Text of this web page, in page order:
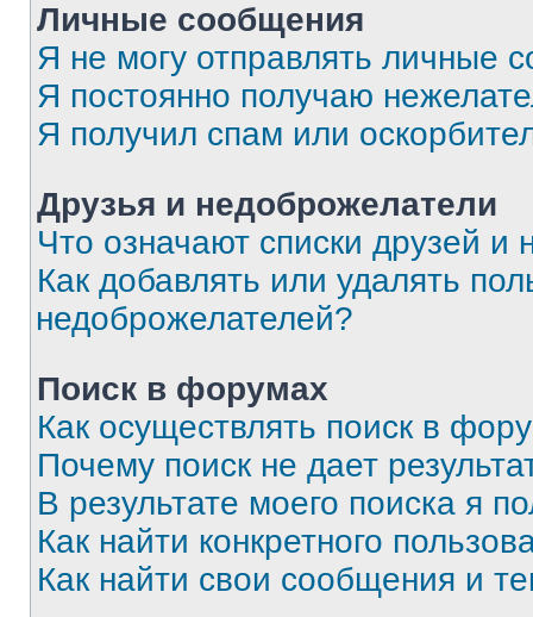
Личные сообщения
Я не могу отправлять личные
Я постоянно получаю
Я получил спам или
Друзья и недоброжелатели
Что означают списки друзей и
Как добавлять или удалять
недоброжелателей?
Поиск в форумах
Как осуществлять поиск в
Почему поиск не дает
В результате моего поиска я
Как найти конкретного
Как найти свои сообщения и